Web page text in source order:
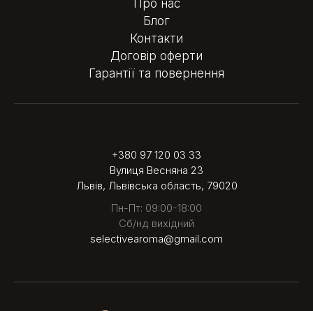
Про нас
Блог
Контакти
Договір оферти
Гарантії та повернення
+380 97 120 03 33
Вулиця Весняна 23
Львів, Львівська область, 79020
Пн-Пт: 09:00-18:00
Сб/нд вихідний
selectivearoma@gmail.com